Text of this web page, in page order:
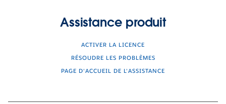
Assistance produit
ACTIVER LA LICENCE
RÉSOUDRE LES PROBLÈMES
PAGE D'ACCUEIL DE L'ASSISTANCE